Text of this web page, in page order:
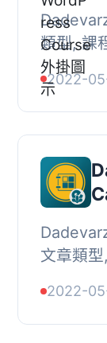
類型, 課
題配置,
2022-
文章類
2022-